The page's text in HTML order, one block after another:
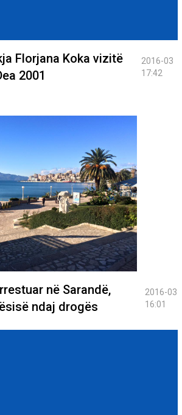
Florjana Koka vizitë
2001
2016-03
17:42
në Sarandë,
ndaj drogës
2016-03
16:01